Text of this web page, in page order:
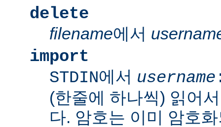
delete
filename에서
import
STDIN에서 username
(한줄에 하나씩) 읽어
다. 암호는 이미 암호